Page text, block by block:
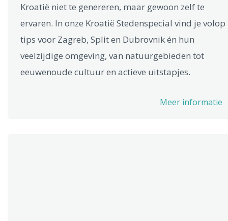
Kroatië niet te genereren, maar gewoon zelf te
ervaren. In onze Kroatië Stedenspecial vind je volop
tips voor Zagreb, Split en Dubrovnik én hun
veelzijdige omgeving, van natuurgebieden tot
eeuwenoude cultuur en actieve uitstapjes.
Meer informatie